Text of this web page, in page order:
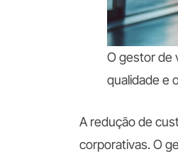
O gestor de
qualidade e
A redução de
corporativas. O